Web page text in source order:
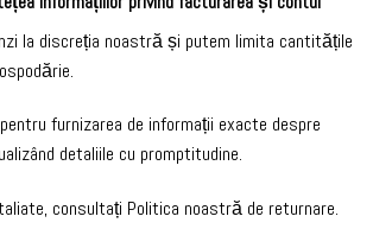
la discreția noastră și putem limita cantitățile
furnizarea de informații exacte despre
detaliile cu promptitudine.
consultați Politica noastră de returnare.